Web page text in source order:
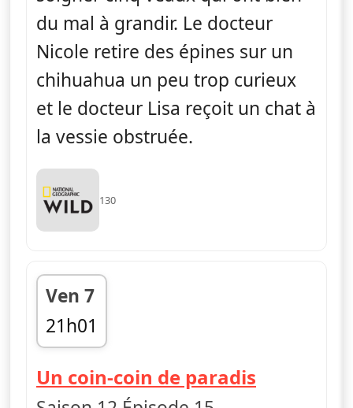
du mal à grandir. Le docteur
Nicole retire des épines sur un
chihuahua un peu trop curieux
et le docteur Lisa reçoit un chat à
la vessie obstruée.
130
Ven 7
21h01
fin 21h43
Un coin-coin de paradis